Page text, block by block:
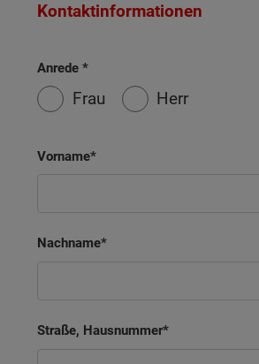
Kontaktinformationen
Anrede
Frau Herr
Vorname
Nachname
Straße, Hausnummer